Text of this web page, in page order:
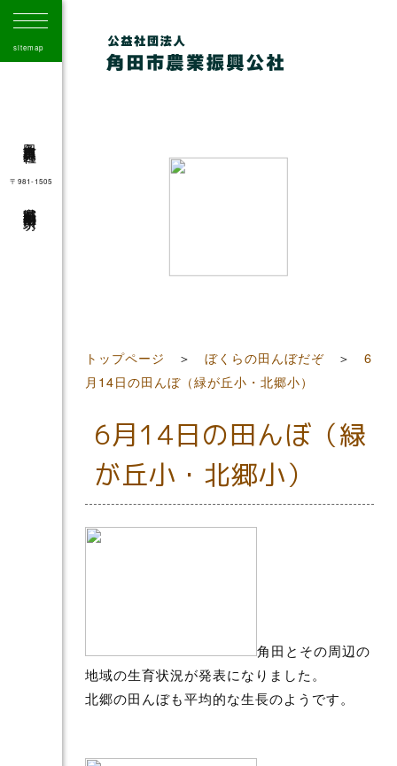
sitemap
角田市農業振興公社
〒981-1505
41
トップページ ＞ぼくらの田んぼだぞ ＞6
月14日の田んぼ（緑が丘小・北郷小）
6月14日の田んぼ（緑
が丘小・北郷小）
角田とその周辺の
地域の生育状況が発表になりました。
北郷の田んぼも平均的な生長のようです。